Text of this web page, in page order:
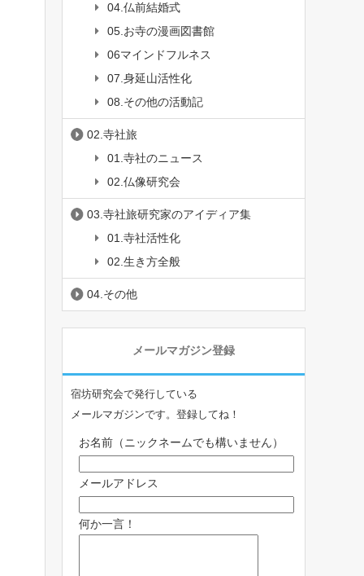
04.仏前結婚式
05.お寺の漫画図書館
06マインドフルネス
07.身延山活性化
08.その他の活動記
02.寺社旅
01.寺社のニュース
02.仏像研究会
03.寺社旅研究家のアイディア集
01.寺社活性化
02.生き方全般
04.その他
メールマガジン登録
宿坊研究会で発行している
メールマガジンです。登録してね！
お名前（ニックネームでも構いません）
メールアドレス
何か一言！